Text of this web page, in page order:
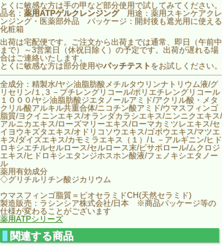
とくに敏感な方は手の甲など部分使用で試してみてください。
品名： 薬用ATPゲルクレンジング用途：薬用スキンケアクレ
ンジング・医薬部外品 パッケージ：開封後も遮光用に使える
化粧箱
出荷は宅配便です。ご注文から出荷までは通常、即日（午前中
まで）～3営業日（休祝日除く）の予定です。出荷が遅れる場
合はご連絡いたします。
とくに敏感な方は部分使用やパッチテスト をお試しください。
全成分：精製水/ヤシ油脂肪酸メチルタウリンナトリウム液/グ
リセリン/１,３－ブチレングリコール/ポリエチレングリコール
１０００/ヤシ油脂肪酸ジエタノールアミド/アクリル酸・メタ
クリル酸アルキル共重合体/ニコチン酸アミド/ウマスフィンゴ
脂質/ヨクイニンエキス/オランダカラシエキス/ニンニクエキス/
アルニカエキス/ローズマリーエキス/ローマカミツレエキス/セ
イヨウキズタエキス/オドリコソウエキス/ゴボウエキス/マツエ
キス/ダイズエキス/カモミラエキス（１）/Ｌ－アルギニン/ヒド
ロキシエチルセルロース/セルロース末/ビサボロール/ムクロジ
エキス/ヒドロキシエタンジホスホン酸液/フェノキシエタノー
ル
薬用有効成分
◇グリチルリチン酸ジカリウム
ウマスフィンゴ脂質＝ビオセラミドCH(天然セラミド)
製造販売：ラシンシア株式会社/日本 ※商品パッケージ等の
仕様が変わることがございます
薬用ATPシリーズ
関連する商品